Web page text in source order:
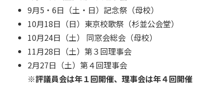
9月5・6日（土・日）記念祭（母校）
10月18日（日）東京校歌祭（杉並公会堂）
10月24日（土） 同窓会総会（母校）
11月28日（土）第３回理事会
2月27日（土）第４回理事会
※評議員会は年１回開催、理事会は年４回開催